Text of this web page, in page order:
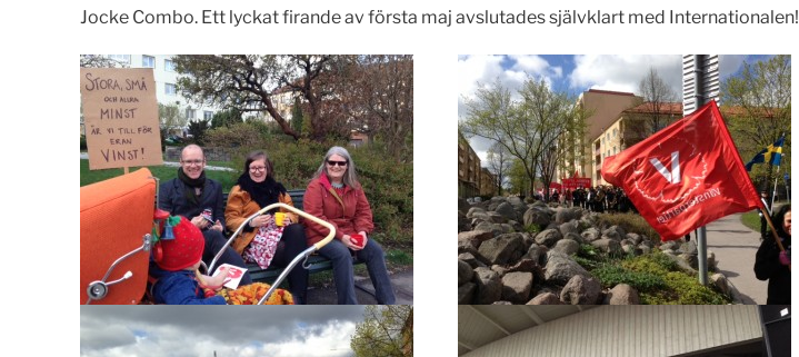
Jocke Combo. Ett lyckat firande av första maj avslutades självklart med Internationalen!